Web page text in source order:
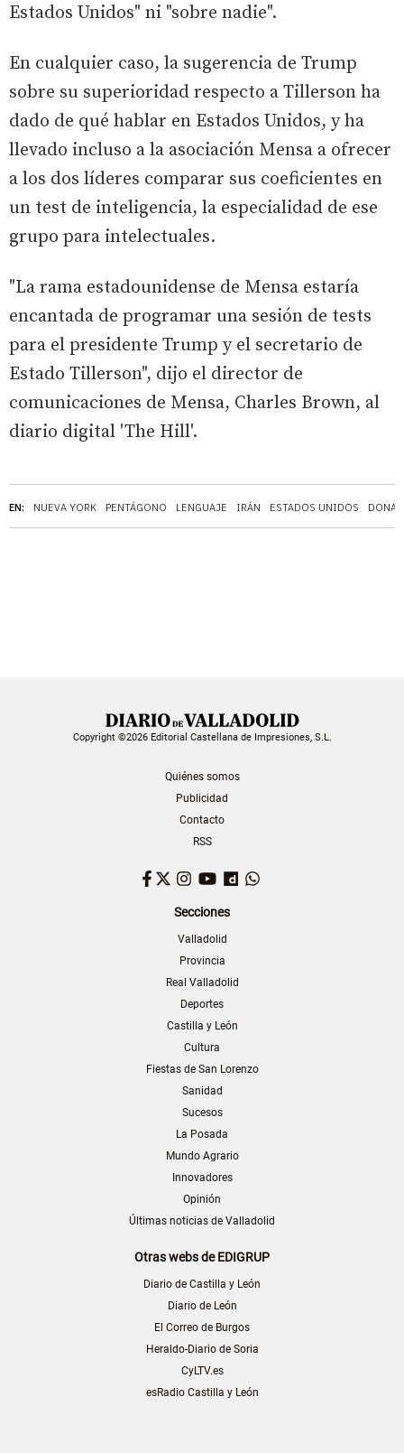
EN: NUEVA YORK PENTÁGONO LENGUAJE IRÁN ESTADOS UNIDOS
Estados Unidos" ni "sobre nadie".
En cualquier caso, la sugerencia de Trump
sobre su superioridad respecto a Tillerson ha
dado de qué hablar en Estados Unidos, y ha
llevado incluso a la asociación Mensa a ofrecer
a los dos líderes comparar sus coeficientes en
un test de inteligencia, la especialidad de ese
grupo para intelectuales.
"La rama estadounidense de Mensa estaría
encantada de programar una sesión de tests
para el presidente Trump y el secretario de
Estado Tillerson", dijo el director de
comunicaciones de Mensa, Charles Brown, al
diario digital 'The Hill'.
Copyright ©2026 Editorial Castellana de Impresiones, S.L.
Quiénes somos
Publicidad
Contacto
RSS
Facebook
TwitterInstagram
YouTubeDailymotion
Secciones
Valladolid
Provincia
Real Valladolid
Deportes
Castilla y León
Cultura
Fiestas de San Lorenzo
Sanidad
Sucesos
La Posada
Mundo Agrario
Innovadores
Opinión
Últimas noticias de Valladolid
Otras webs de EDIGRUP
Diario de Castilla y León
Diario de León
El Correo de Burgos
Heraldo-Diario de Soria
CyLTV.es
esRadio Castilla y León